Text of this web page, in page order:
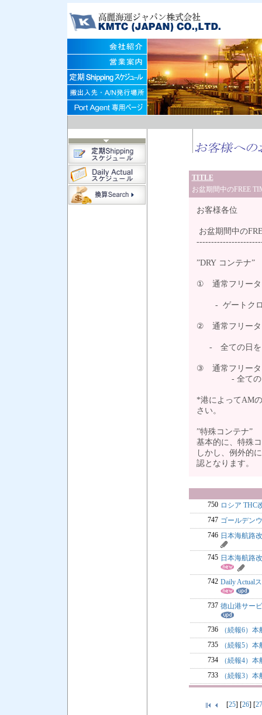
TITLE
お盆期間中のFREE
お客様各位
お盆期間中の
”DRY コンテナ”
① 通常フリータ
- ゲートクロ
② 通常フリータ
- 全ての日をカ
③ 通常フリータ
- 全ての日を
*港によってAM
さい。
”特殊コンテナ”
基本的に、特殊
しかし、例外的
認となります。
750 ロシア THC
747 ゴールデン
746 日本海航路
745 日本海航路
742 Daily Actual
737 徳山港サー
736
（続報6）
735
（続報5）
734
（続報4）
733
（続報3）
[25] [26] [27